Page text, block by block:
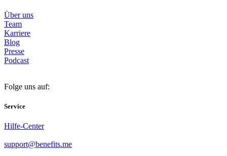
Über uns
Team
Karriere
Blog
Presse
Podcast
Folge uns auf:
Service
Hilfe-Center
support@benefits.me